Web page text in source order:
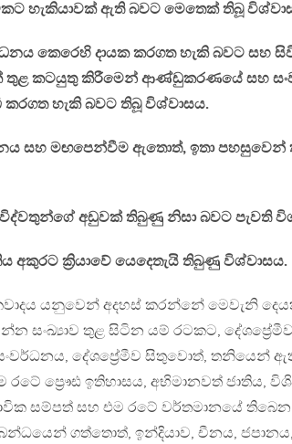
හැකියාවක් ඇති බවට මෙතෙක් තිබූ
කෙරෙහි දායක කරගත හැකි බවට සහ
තුළ කටයුතු කිරීමෙන් ආණ්ඩුකරණයේ සහ
කරගත හැකි බවට තිබූ විශ්වාසය.
සහ මඟපෙන්වීම ඇතොත්, ඉතා පහසුවෙන්
අඩුවක් තිබුණු නිසා බවට පැවති
ක්‍රියාවේ යෙදෙතැයි තිබුණු විශ්වාසය.
යනුවෙන් අදහස් කරන්නේ මෙවැනි
සංඛ්‍යාව තුළ සිටින යම් රටකට,
දේශප්‍රේමීව සිතුවොත්, තනියෙන්
රටේ ප්‍රෞඪ ඉතිහාසය, අභිමානවත් ජාතිය,
සම්පත් සහ එම රටේ වර්තමානයේ
ගත්තොත්, ඉන්දියාව, චීනය,